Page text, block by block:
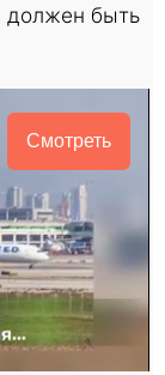
должен быть
Смотреть